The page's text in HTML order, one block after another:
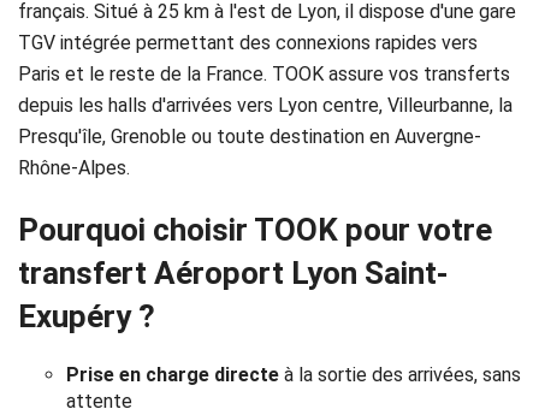
Réservation
Services
de
chauffeur
Transferts
Aéroports
Solutions
français. Situé à 25 km à l'est de Lyon, il dispose d'une gare
TGV intégrée permettant des connexions rapides vers
Paris et le reste de la France. TOOK assure vos transferts
depuis les halls d'arrivées vers Lyon centre, Villeurbanne, la
Presqu'île, Grenoble ou toute destination en Auvergne-
Rhône-Alpes.
Pourquoi choisir TOOK pour votre
transfert Aéroport Lyon Saint-
Exupéry ?
Prise en charge directe à la sortie des arrivées, sans
attente